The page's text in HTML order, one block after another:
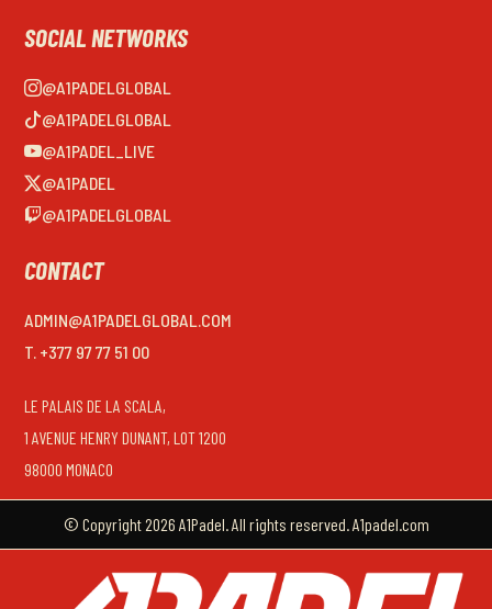
SOCIAL NETWORKS
@A1PADELGLOBAL
@A1PADELGLOBAL
@A1PADEL_LIVE
@A1PADEL
@A1PADELGLOBAL
CONTACT
ADMIN@A1PADELGLOBAL.COM
T. +377 97 77 51 00
LE PALAIS DE LA SCALA,
1 AVENUE HENRY DUNANT, LOT 1200
98000 MONACO
© Copyright 2026 A1Padel. All rights reserved. A1padel.com